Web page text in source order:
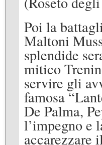
Poi la
Maltoni
splendide
mitico
servire gli
famosa
De Palma,
l’impegno e
accarezzare